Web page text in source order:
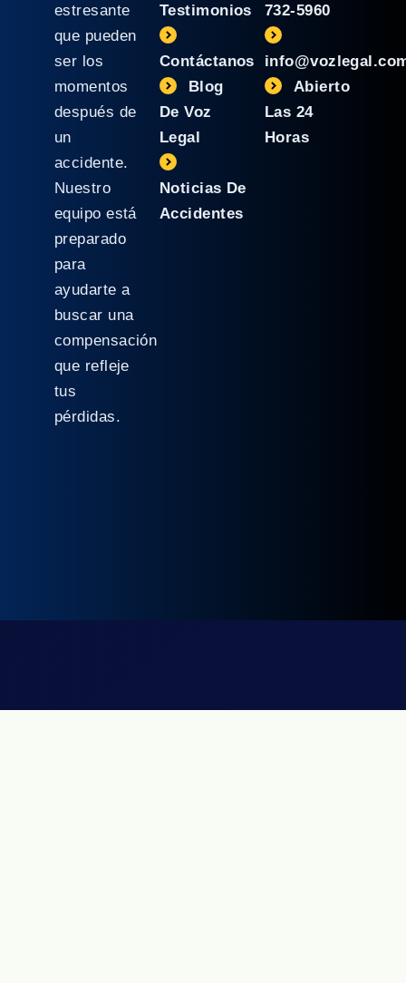
estresante
que pueden
ser los
momentos
después de
un
accidente.
Nuestro
equipo está
preparado
para
ayudarte a
buscar una
compensación
que refleje
tus
pérdidas.
Testimonios
Contáctanos
Blog
De Voz
Legal
Noticias De
Accidentes
732-5960
Abierto
Las 24
Horas